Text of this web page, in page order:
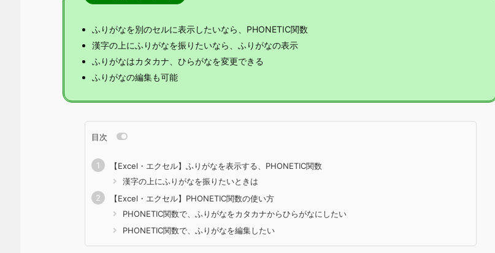
ふりがなを別のセルに表示したいなら、PHONETIC関数
漢字の上にふりがなを振りたいなら、ふりがなの表示
ふりがなはカタカナ、ひらがなを変更できる
ふりがなの編集も可能
目次
【Excel・エクセル】ふりがなを表示する、PHONETIC関数
漢字の上にふりがなを振りたいときは
【Excel・エクセル】PHONETIC関数の使い方
PHONETIC関数で、ふりがなをカタカナからひらがなにしたい
PHONETIC関数で、ふりがなを編集したい